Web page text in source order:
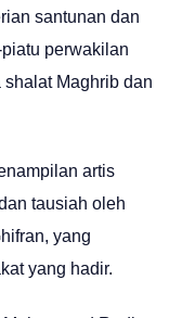
santunan dan
perwakilan
Maghrib dan
artis
tausiah oleh
yang
yang hadir.